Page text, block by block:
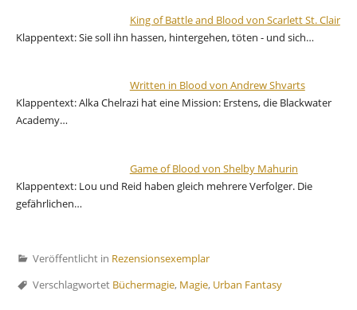
King of Battle and Blood von Scarlett St. Clair
Klappentext: Sie soll ihn hassen, hintergehen, töten - und sich…
Written in Blood von Andrew Shvarts
Klappentext: Alka Chelrazi hat eine Mission: Erstens, die Blackwater
Academy…
Game of Blood von Shelby Mahurin
Klappentext: Lou und Reid haben gleich mehrere Verfolger. Die
gefährlichen…
Veröffentlicht in Rezensionsexemplar
Verschlagwortet Büchermagie, Magie, Urban Fantasy